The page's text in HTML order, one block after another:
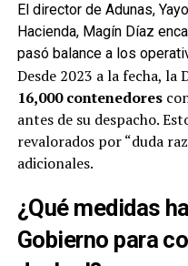
El director de Adunas,
Hacienda, Magín Díaz
pasó balance a los
Desde 2023 a la fecha, la
16,000 contenedores
antes de su despacho.
revalorados por “duda
adicionales.
¿Qué medidas
Gobierno para